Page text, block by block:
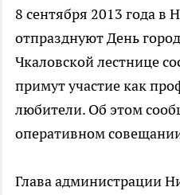
8 сентября 2013 года в
отпразднуют День
Чкаловской лестнице
примут участие как
любители. Об этом
оперативном
Глава администрации